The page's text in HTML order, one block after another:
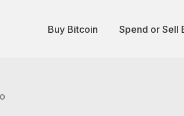
Buy Bitcoin Spend or Sell